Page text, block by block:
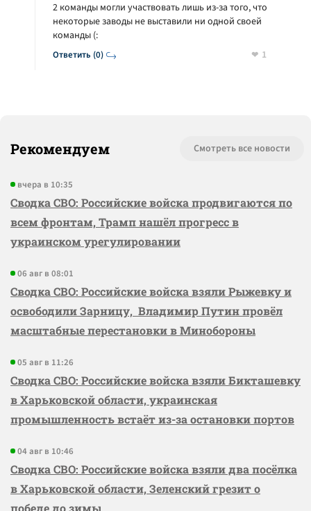
Ответить (0)
2 команды могли участвовать лишь из-за того, что
некоторые заводы не выставили ни одной своей
команды (:
1
Рекомендуем Смотреть все новости
вчера в 10:35
Сводка СВО: Российские войска продвигаются по
всем фронтам, Трамп нашёл прогресс в
украинском урегулировании
06 авг в 08:01
Сводка СВО: Российские войска взяли Рыжевку и
освободили Зарницу, Владимир Путин провёл
масштабные перестановки в Минобороны
05 авг в 11:26
Сводка СВО: Российские войска взяли Бикташевку
в Харьковской области, украинская
промышленность встаёт из-за остановки портов
04 авг в 10:46
Сводка СВО: Российские войска взяли два посёлка
в Харьковской области, Зеленский грезит о
победе до зимы